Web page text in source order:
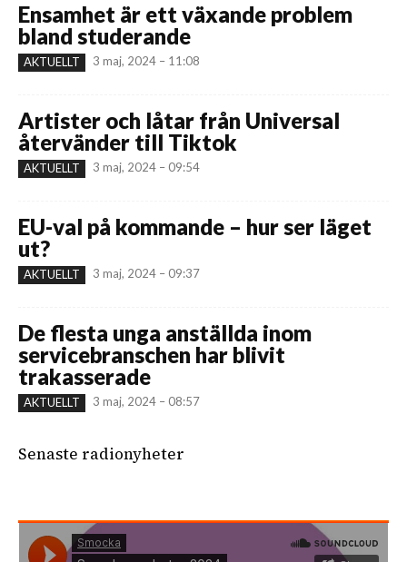
Ensamhet är ett växande problem
bland studerande
AKTUELLT 3 maj, 2024 – 11:08
Artister och låtar från Universal
återvänder till Tiktok
AKTUELLT 3 maj, 2024 – 09:54
EU-val på kommande – hur ser läget
ut?
AKTUELLT 3 maj, 2024 – 09:37
De flesta unga anställda inom
servicebranschen har blivit
trakasserade
AKTUELLT 3 maj, 2024 – 08:57
Senaste radionyheter